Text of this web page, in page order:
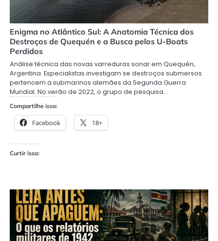
Enigma no Atlântico Sul: A Anatomia Técnica dos
Destroços de Quequén e a Busca pelos U-Boats
Perdidos
Análise técnica das novas varreduras sonar em Quequén,
Argentina. Especialistas investigam se destroços submersos
pertencem a submarinos alemães da Segunda Guerra
Mundial. No verão de 2022, o grupo de pesquisa…
Compartilhe isso:
Facebook 18+
Curtir isso: